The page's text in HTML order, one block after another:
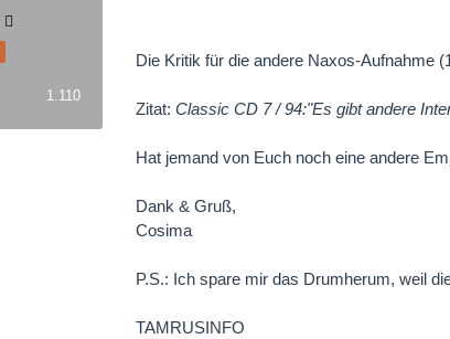
1.110
Die Kritik für die andere Naxos-Aufnahme
Zitat:Classic CD 7 / 94:"Es gibt andere
Hat jemand von Euch noch eine andere
Dank & Gruß,
Cosima
P.S.: Ich spare mir das Drumherum, weil
TAMRUSINFO